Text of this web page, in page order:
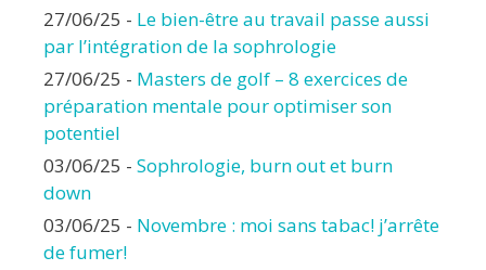
27/06/25 - Le bien-être au travail passe aussi
par l’intégration de la sophrologie
27/06/25 - Masters de golf – 8 exercices de
préparation mentale pour optimiser son
potentiel
03/06/25 - Sophrologie, burn out et burn
down
03/06/25 - Novembre : moi sans tabac! j’arrête
de fumer!